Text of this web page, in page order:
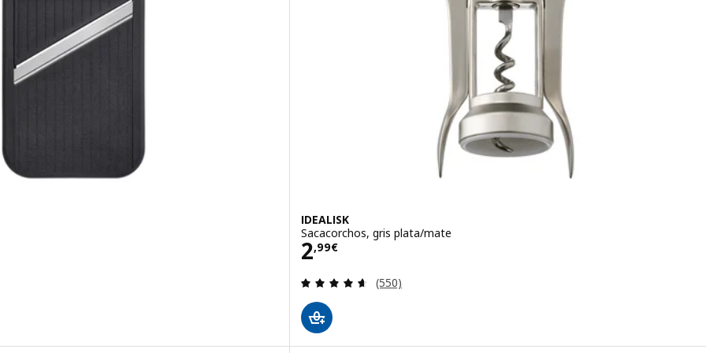
de 5 estrellas. Total opiniones:
IDEALISK
Sacacorchos, gris plata/mate
2,99€
Precio 2,99€
Revisa: 4.6 de 5 estrellas. Total opiniones:
(550)